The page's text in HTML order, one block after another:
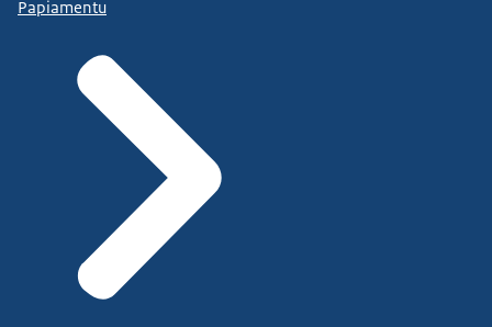
Papiamentu